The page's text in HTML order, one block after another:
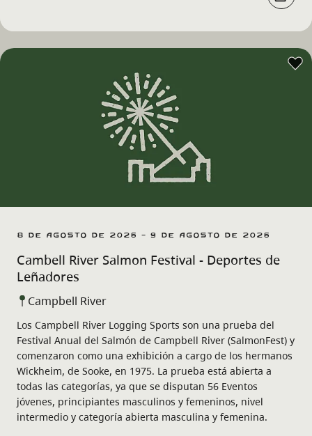
8 de agosto de 2026 - 9 de agosto de 2026
Cambell River Salmon Festival - Deportes de
Leñadores
Campbell River
Los Campbell River Logging Sports son una prueba del
Festival Anual del Salmón de Campbell River (SalmonFest) y
comenzaron como una exhibición a cargo de los hermanos
Wickheim, de Sooke, en 1975. La prueba está abierta a
todas las categorías, ya que se disputan 56 Eventos
jóvenes, principiantes masculinos y femeninos, nivel
intermedio y categoría abierta masculina y femenina.